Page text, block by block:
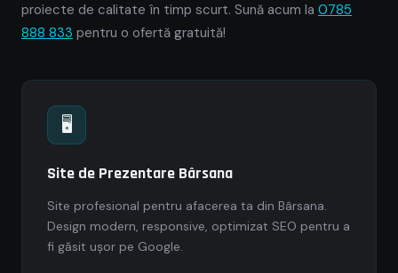
proiecte de calitate în timp scurt. Sună acum la 0785
888 833 pentru o ofertă gratuită!
🖥
Site de Prezentare Bârsana
Site profesional pentru afacerea ta din Bârsana.
Design modern, responsive, optimizat SEO pentru a
fi găsit ușor pe Google.